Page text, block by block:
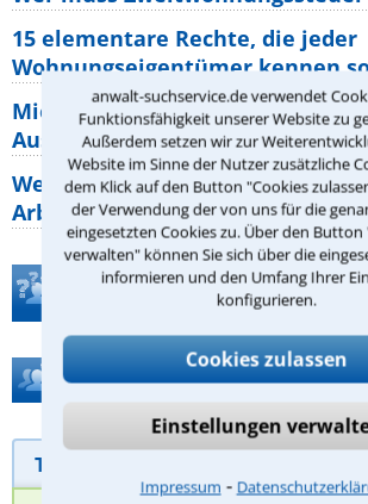
anwalt-suchservice.de verwendet
Funktionsfähigkeit unserer Website zu
Außerdem setzen wir zur
Website im Sinne der Nutzer zusätzliche
dem Klick auf den Button "Cookies
der Verwendung der von uns für die
eingesetzten Cookies zu. Über den Button
verwalten" können Sie sich über die
informieren und den Umfang Ihrer
konfigurieren.
Cookies zulassen
Einstellungen
Impressum ⁃
15 elementare Rechte, die jeder
Wohnungseigentümer kennen
Mietpreisbremse 2026: Alle
Ausnahmen und Rechte für
Welche Regeln für Teilnahme,
Arbeitszeit gelten beim
Teste Dein
Hilfe bei Ihrer Anwaltsuche?
Telefonhilfe